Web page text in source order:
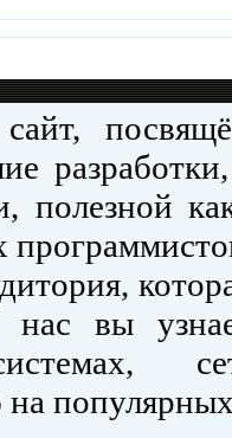
полезной
нас вы